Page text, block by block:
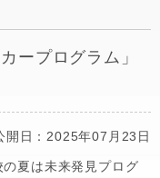
ープログラム」
開日：2025年07月23日
夏は未来発見プログ